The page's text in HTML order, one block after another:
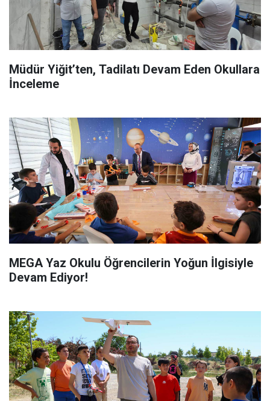
Müdür Yiğit’ten, Tadilatı Devam Eden Okullara
İnceleme
MEGA Yaz Okulu Öğrencilerin Yoğun İlgisiyle
Devam Ediyor!